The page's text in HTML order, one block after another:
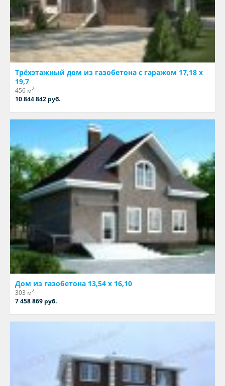
Трёхэтажный дом из газобетона с гаражом 17,18 х
19,7
456 м2
10 844 842 руб.
Дом из газобетона 13,54 х 16,10
303 м2
7 458 869 руб.